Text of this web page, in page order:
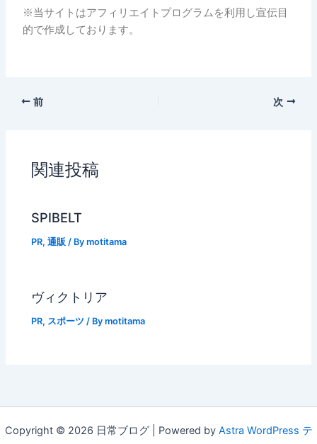
※当サイトはアフィリエイトプログラムを利用し宣伝目
的で作成しております。
前 次
関連投稿
SPIBELT
PR,通販 / Bymotitama
ヴィクトリア
PR, スポーツ / Bymotitama
Copyright © 2026 日常ブログ | Powered by Astra WordPress テ